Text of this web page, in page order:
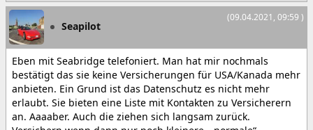
(09.04.2021, 09:59 )
Seapilot
Eben mit Seabridge telefoniert. Man hat mir nochmals
bestätigt das sie keine Versicherungen für USA/Kanada mehr
anbieten. Ein Grund ist das Datenschutz es nicht mehr
erlaubt. Sie bieten eine Liste mit Kontakten zu Versicherern
an. Aaaaber. Auch die ziehen sich langsam zurück.